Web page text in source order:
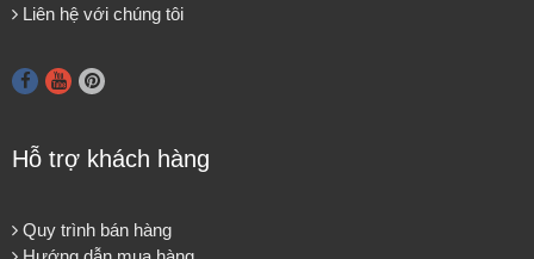
Liên hệ với chúng tôi
Hỗ trợ khách hàng
Quy trình bán hàng